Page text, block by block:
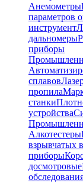
Анемометры
параметров
инструмент
дальномеры
приборы
сплавов
пропила
станки
устройства
Алкотестеры
взрывчатых
приборы
досмотровые